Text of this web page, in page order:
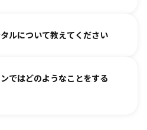
能な教室もございます。
はレッスン見学にお越しいただ
ルについて教えてください
す。 教室情報ページ をご参照く
ではどのようなことをする